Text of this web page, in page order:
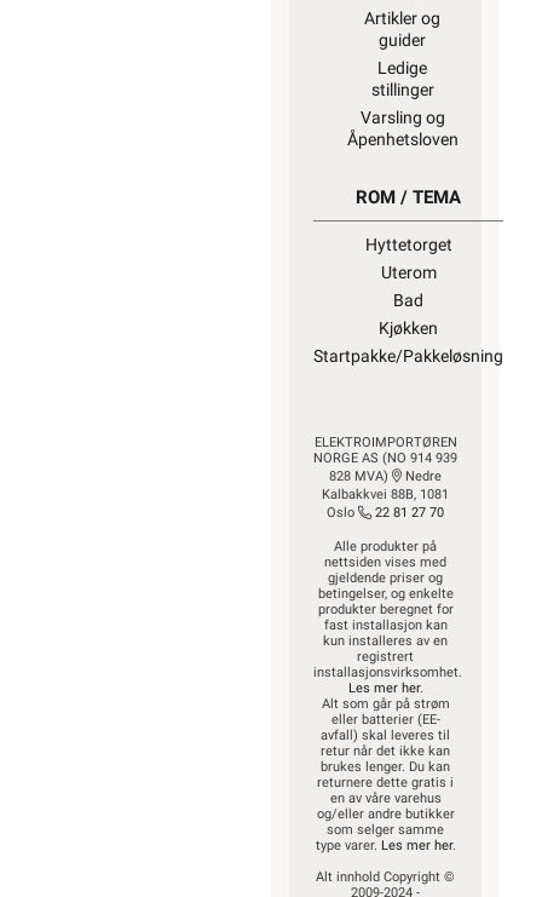
Artikler og
guider
Ledige
stillinger
Varsling og
Åpenhetsloven
ROM / TEMA
Hyttetorget
Uterom
Bad
Kjøkken
Startpakke/Pakkeløsning
ELEKTROIMPORTØREN
NORGE AS (NO 914 939
828 MVA)
Nedre
Kalbakkvei 88B, 1081
Oslo
22 81 27 70
Alle produkter på
nettsiden vises med
gjeldende priser og
betingelser, og enkelte
produkter beregnet for
fast installasjon kan
kun installeres av en
registrert
installasjonsvirksomhet.
Les mer her.
Alt som går på strøm
eller batterier (EE-
avfall) skal leveres til
retur når det ikke kan
brukes lenger. Du kan
returnere dette gratis i
en av våre varehus
og/eller andre butikker
som selger samme
type varer. Les mer her.
Alt innhold Copyright ©
2009-2024 -